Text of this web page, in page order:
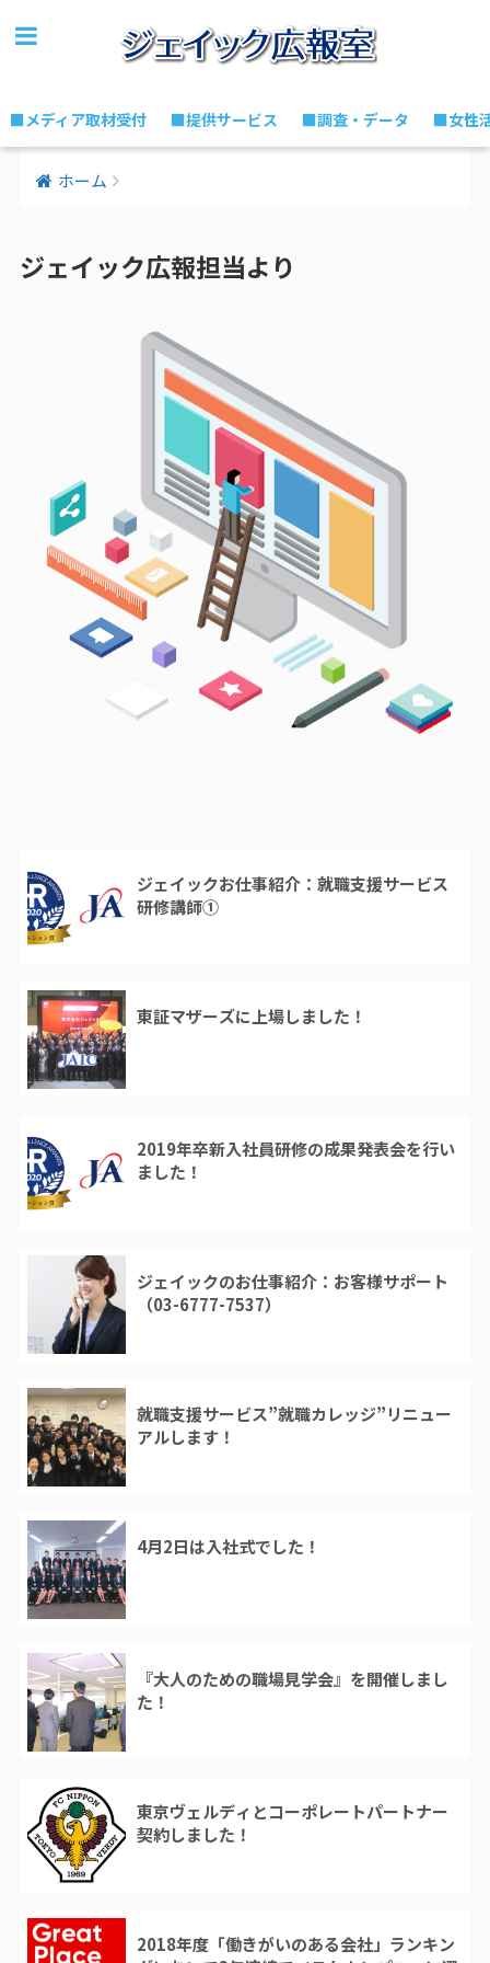
■メディア取材受付 ■提供サービス ■調査・データ ■女性
ホーム
ジェイック広報担当より
ジェイックお仕事紹介：就職支援サービス
研修講師①
東証マザーズに上場しました！
2019年卒新入社員研修の成果発表会を行い
ました！
ジェイックのお仕事紹介：お客様サポート
（03-6777-7537）
就職支援サービス”就職カレッジ”リニュー
アルします！
4月2日は入社式でした！
『大人のための職場見学会』を開催しまし
た！
東京ヴェルディとコーポレートパートナー
契約しました！
2018年度「働きがいのある会社」ランキン